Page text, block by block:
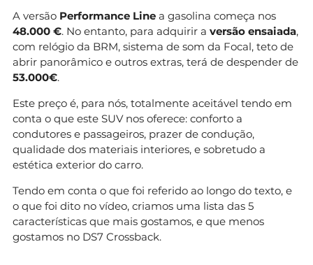
A versão Performance Line a gasolina começa nos
48.000 €. No entanto, para adquirir a versão ensaiada,
com relógio da BRM, sistema de som da Focal, teto de
abrir panorâmico e outros extras, terá de despender de
53.000€.
Este preço é, para nós, totalmente aceitável tendo em
conta o que este SUV nos oferece: conforto a
condutores e passageiros, prazer de condução,
qualidade dos materiais interiores, e sobretudo a
estética exterior do carro.
Tendo em conta o que foi referido ao longo do texto, e
o que foi dito no vídeo, criamos uma lista das 5
características que mais gostamos, e que menos
gostamos no DS7 Crossback.